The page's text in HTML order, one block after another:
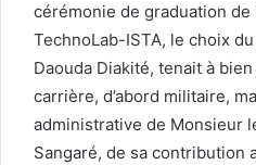
cérémonie de graduation
TechnoLab-ISTA, le choix
Daouda Diakité, tenait à
carrière, d’abord militaire,
administrative de Monsieur
Sangaré, de sa contribution